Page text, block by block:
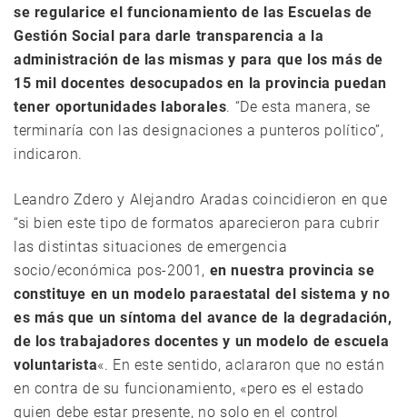
se regularice el funcionamiento de las Escuelas de
Gestión Social para darle transparencia a la
administración de las mismas y para que los más de
15 mil docentes desocupados en la provincia puedan
tener oportunidades laborales. “De esta manera, se
terminaría con las designaciones a punteros político”,
indicaron.
Leandro Zdero y Alejandro Aradas coincidieron en que
“si bien este tipo de formatos aparecieron para cubrir
las distintas situaciones de emergencia
socio/económica pos-2001, en nuestra provincia se
constituye en un modelo paraestatal del sistema y no
es más que un síntoma del avance de la degradación,
de los trabajadores docentes y un modelo de escuela
voluntarista«. En este sentido, aclararon que no están
en contra de su funcionamiento, «pero es el estado
quien debe estar presente, no solo en el control